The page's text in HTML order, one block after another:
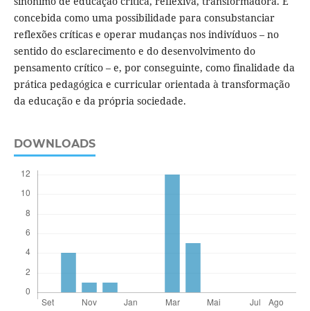
concebida como uma possibilidade para consubstanciar
reflexões críticas e operar mudanças nos indivíduos – no
sentido do esclarecimento e do desenvolvimento do
pensamento crítico – e, por conseguinte, como finalidade da
prática pedagógica e curricular orientada à transformação
da educação e da própria sociedade.
DOWNLOADS